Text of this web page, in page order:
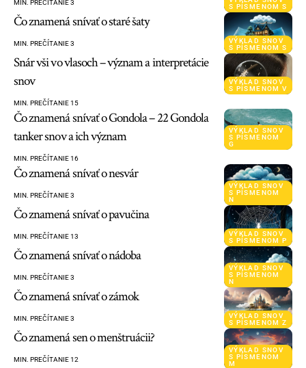
S PÍSMENOM S
MIN. PREČÍTANIE 3
VÝKLAD SNOV
S PÍSMENOM S
Čo znamená snívať o staré šaty
MIN. PREČÍTANIE 3
VÝKLAD SNOV
S PÍSMENOM V
Snár vši vo vlasoch – význam a interpretácie
snov
MIN. PREČÍTANIE 15
VÝKLAD SNOV
S PÍSMENOM
G
Čo znamená snívať o Gondola – 22 Gondola
tanker snov a ich význam
MIN. PREČÍTANIE 16
VÝKLAD SNOV
S PÍSMENOM
N
Čo znamená snívať o nesvár
MIN. PREČÍTANIE 3
VÝKLAD SNOV
S PÍSMENOM P
Čo znamená snívať o pavučina
MIN. PREČÍTANIE 13
VÝKLAD SNOV
S PÍSMENOM
N
Čo znamená snívať o nádoba
MIN. PREČÍTANIE 3
VÝKLAD SNOV
S PÍSMENOM Z
Čo znamená snívať o zámok
MIN. PREČÍTANIE 3
VÝKLAD SNOV
S PÍSMENOM
M
Čo znamená sen o menštruácii?
MIN. PREČÍTANIE 12